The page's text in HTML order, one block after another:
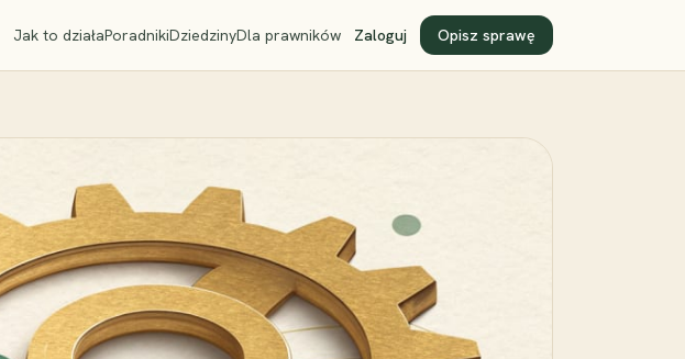
Jak to działaPoradnikiDziedzinyDla prawników Zaloguj Opisz sprawę